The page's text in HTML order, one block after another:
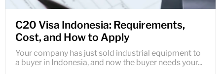
C20 Visa Indonesia: Requirements,
Cost, and How to Apply
Your company has just sold industrial equipment to
a buyer in Indonesia, and now the buyer needs your...